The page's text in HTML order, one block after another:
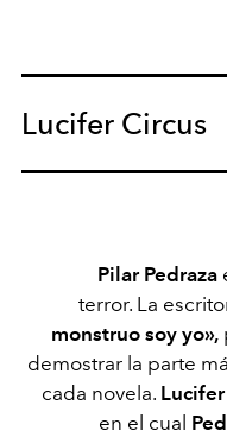
Lucifer Circus
Pilar Pedraza
terror. La
monstruo soy yo»,
demostrar la parte
cada novela.
en el cual